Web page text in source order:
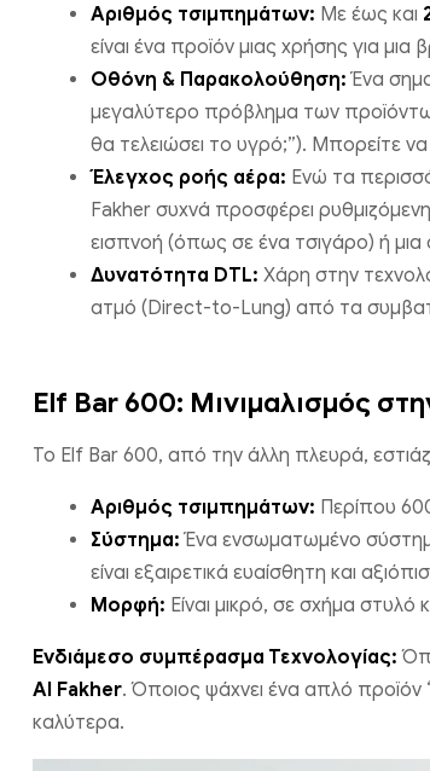
Αριθμός τσιμπημάτων: Με έως και
είναι ένα προϊόν μιας χρήσης για
Οθόνη & Παρακολούθηση: Ένα
μεγαλύτερο πρόβλημα των
θα τελειώσει το υγρό;”). Μπορείτε
Έλεγχος ροής αέρα: Ενώ τα
Fakher συχνά προσφέρει
εισπνοή (όπως σε ένα τσιγάρο) ή
Δυνατότητα DTL: Χάρη στην
ατμό (Direct-to-Lung) από τα
Elf Bar 600: Μινιμαλισμός
Το Elf Bar 600, από την άλλη πλευρά,
Αριθμός τσιμπημάτων: Περίπου
Σύστημα: Ένα ενσωματωμένο
είναι εξαιρετικά ευαίσθητη και
Μορφή: Είναι μικρό, σε σχήμα στυλό
Ενδιάμεσο συμπέρασμα Τεχνολογίας:
Al Fakher. Όποιος ψάχνει ένα απλό προϊόν
καλύτερα.